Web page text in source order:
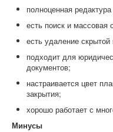
полноценная
есть поиск и массовая
есть удаление
подходит для
документов;
настраивается цвет
закрытия;
хорошо работает с
Минусы